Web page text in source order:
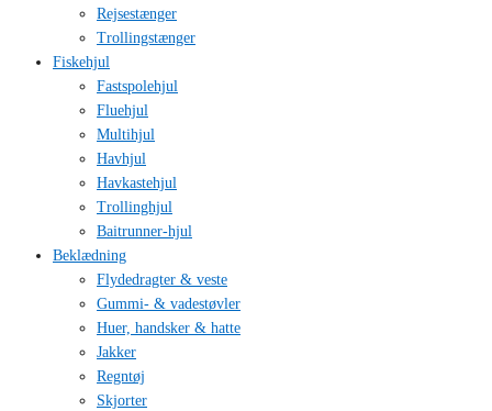
Rejsestænger
Trollingstænger
Fiskehjul
Fastspolehjul
Fluehjul
Multihjul
Havhjul
Havkastehjul
Trollinghjul
Baitrunner-hjul
Beklædning
Flydedragter & veste
Gummi- & vadestøvler
Huer, handsker & hatte
Jakker
Regntøj
Skjorter